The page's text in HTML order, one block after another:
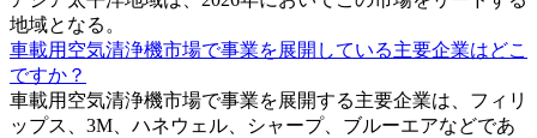
地域となる。
車載用空気清浄機市場で事業を展開している主要企業はどこ
ですか？
車載用空気清浄機市場で事業を展開する主要企業は、フィリ
ップス、3M、ハネウェル、シャープ、ブルーエアなどであ